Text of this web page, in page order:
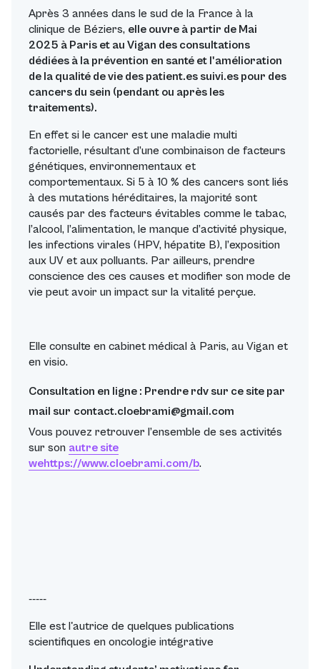
Après 3 années dans le sud de la France à la
clinique de Béziers, elle ouvre à partir de Mai
2025 à Paris et au Vigan des consultations
dédiées à la prévention en santé et l'amélioration
de la qualité de vie des patient.es suivi.es pour des
cancers du sein (pendant ou après les
traitements).
En effet si le cancer est une maladie multi
factorielle, résultant d’une combinaison de facteurs
génétiques, environnementaux et
comportementaux. Si 5 à 10 % des cancers sont liés
à des mutations héréditaires, la majorité sont
causés par des facteurs évitables comme le tabac,
l’alcool, l’alimentation, le manque d’activité physique,
les infections virales (HPV, hépatite B), l’exposition
aux UV et aux polluants. Par ailleurs, prendre
conscience des ces causes et modifier son mode de
vie peut avoir un impact sur la vitalité perçue.
Elle consulte en cabinet médical à Paris, au Vigan et
en visio.
Consultation en ligne : Prendre rdv sur ce site par
mail sur contact.cloebrami@gmail.com
Vous pouvez retrouver l’ensemble de ses activités
sur son autre site
wehttps://www.cloebrami.com/b.
-----
Elle est l'autrice de quelques publications
scientifiques en oncologie intégrative